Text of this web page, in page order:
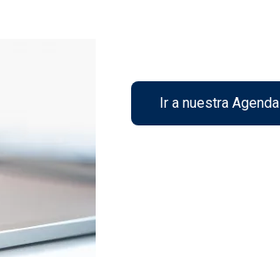
Ir a nuestra Agenda